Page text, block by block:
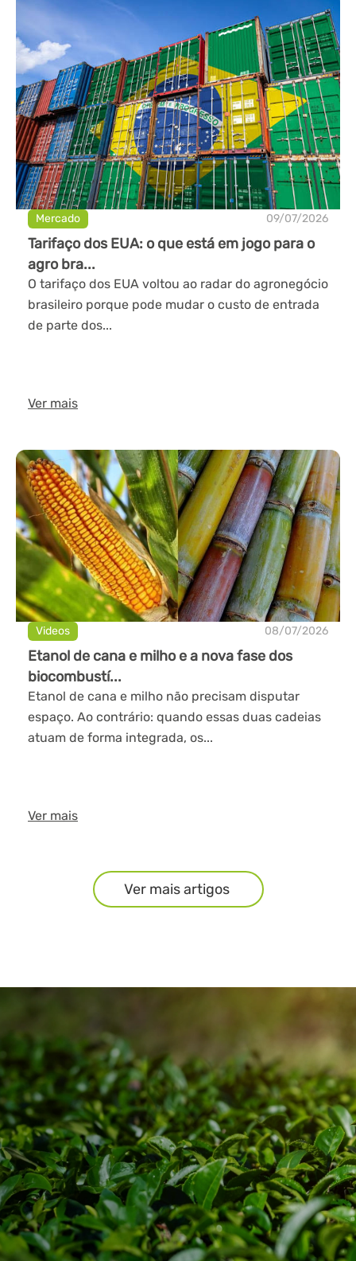
Mercado 09/07/2026
Tarifaço dos EUA: o que está em jogo para o
agro bra...
O tarifaço dos EUA voltou ao radar do agronegócio
brasileiro porque pode mudar o custo de entrada
de parte dos...
Ver mais
Videos 08/07/2026
Etanol de cana e milho e a nova fase dos
biocombustí...
Etanol de cana e milho não precisam disputar
espaço. Ao contrário: quando essas duas cadeias
atuam de forma integrada, os...
Ver mais
Ver mais artigos